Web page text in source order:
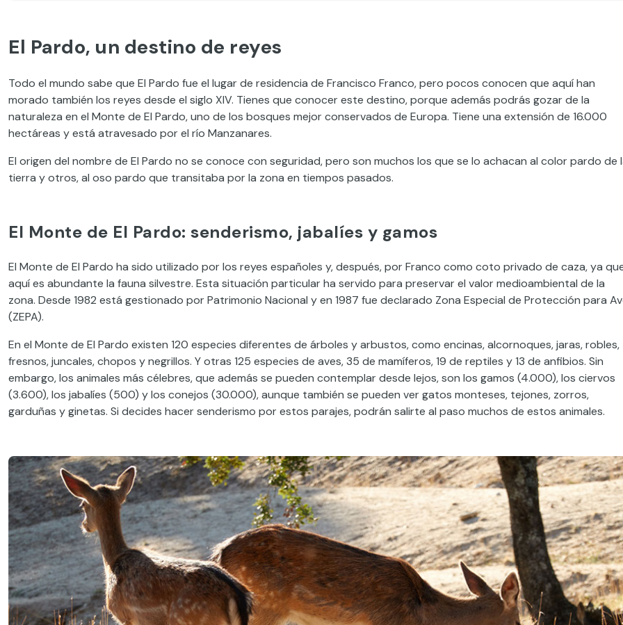
El Pardo, un destino de reyes
Todo el mundo sabe que El Pardo fue el lugar de residencia de Francisco Franco, pero pocos conocen que aquí han
morado también los reyes desde el siglo XIV. Tienes que conocer este destino, porque además podrás gozar de la
naturaleza en el Monte de El Pardo, uno de los bosques mejor conservados de Europa. Tiene una extensión de 16.000
hectáreas y está atravesado por el río Manzanares.
El origen del nombre de El Pardo no se conoce con seguridad, pero son muchos los que se lo achacan al color pardo de
tierra y otros, al oso pardo que transitaba por la zona en tiempos pasados.
El Monte de El Pardo: senderismo, jabalíes y gamos
El Monte de El Pardo ha sido utilizado por los reyes españoles y, después, por Franco como coto privado de caza, ya
aquí es abundante la fauna silvestre. Esta situación particular ha servido para preservar el valor medioambiental de la
zona. Desde 1982 está gestionado por Patrimonio Nacional y en 1987 fue declarado Zona Especial de Protección para
(ZEPA).
En el Monte de El Pardo existen 120 especies diferentes de árboles y arbustos, como encinas, alcornoques, jaras, robles,
fresnos, juncales, chopos y negrillos. Y otras 125 especies de aves, 35 de mamíferos, 19 de reptiles y 13 de anfibios. Sin
embargo, los animales más célebres, que además se pueden contemplar desde lejos, son los gamos (4.000), los ciervos
(3.600), los jabalíes (500) y los conejos (30.000), aunque también se pueden ver gatos monteses, tejones, zorros,
garduñas y ginetas. Si decides hacer senderismo por estos parajes, podrán salirte al paso muchos de estos animales.